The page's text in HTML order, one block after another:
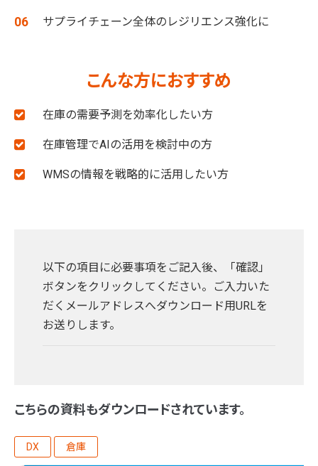
サプライチェーン全体のレジリエンス強化に
こんな方におすすめ
在庫の需要予測を効率化したい方
在庫管理でAIの活用を検討中の方
WMSの情報を戦略的に活用したい方
以下の項目に必要事項をご記入後、「確認」
ボタンをクリックしてください。ご入力いた
だくメールアドレスへダウンロード用URLを
お送りします。
こちらの資料もダウンロードされています。
DX 倉庫